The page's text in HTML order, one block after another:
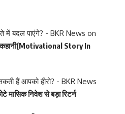
में बदल पाएंगे? - BKR News on
कहानी(Motivational Story In
हैं आपको हीरो? - BKR News
मासिक निवेश से बड़ा रिटर्न